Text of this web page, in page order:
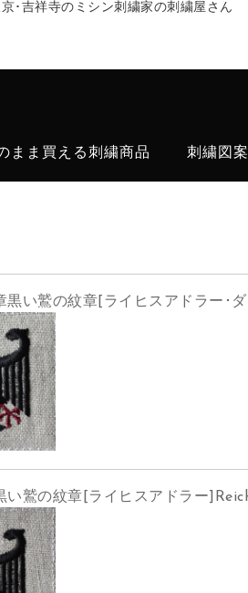
･吉祥寺のミシン刺繍家の刺繍屋さん
まま買える刺繍商品 刺繍図
黒い鷲の紋章[ライヒスアドラー･
い鷲の紋章[ライヒスアドラー